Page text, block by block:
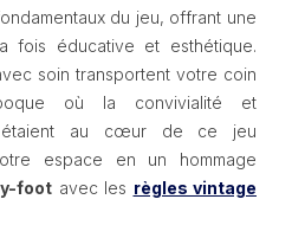
du jeu, offrant une
fois éducative et esthétique.
soin transportent votre coin
où la convivialité et
étaient au cœur de ce jeu
espace en un hommage
foot avec les règles vintage